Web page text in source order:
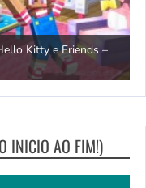
Kitty e Friends –
INICIO AO FIM!)